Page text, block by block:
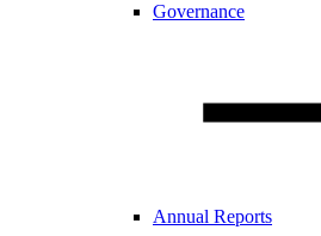
Governance
Annual Reports